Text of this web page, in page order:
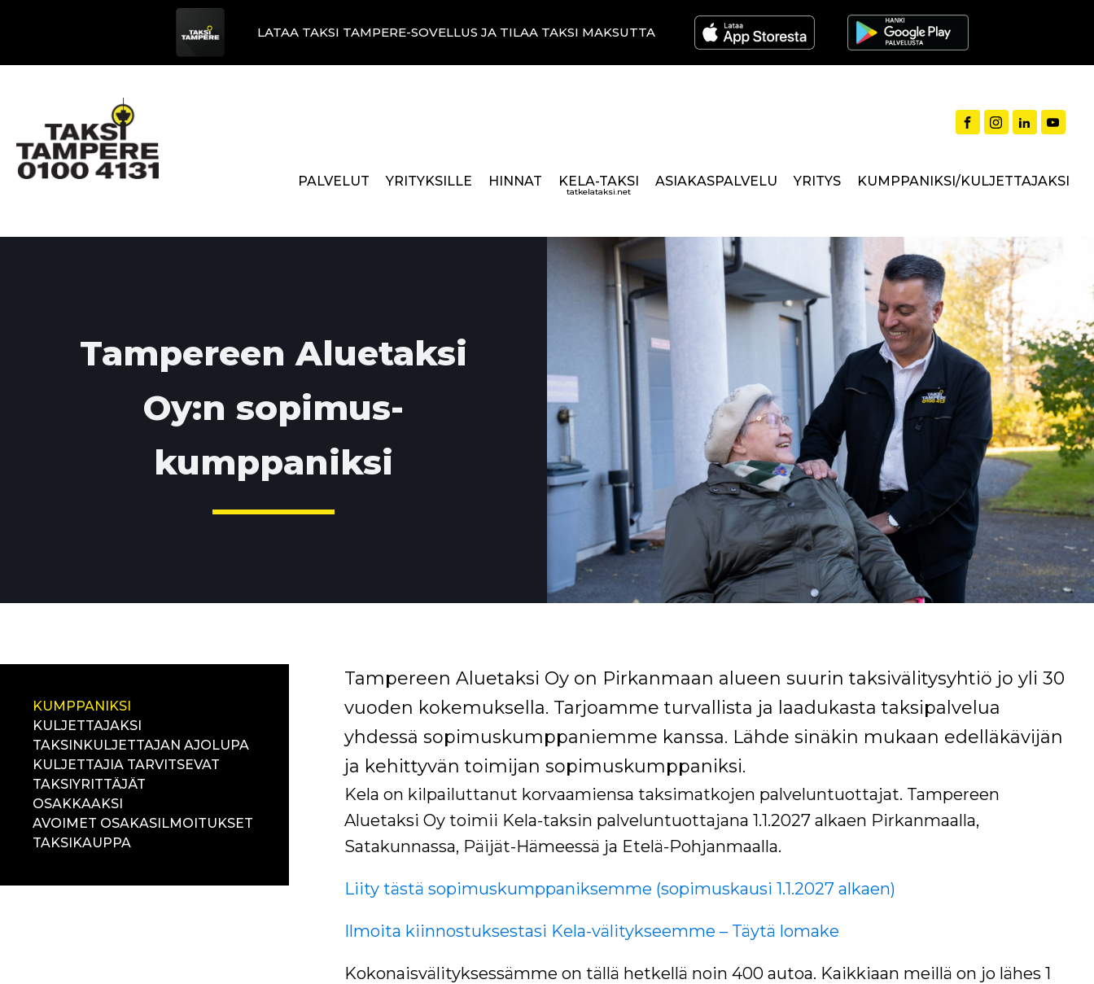
LATAA TAKSI TAMPERE-SOVELLUS JA TILAA TAKSI MAKSUTTA
PALVELUT YRITYKSILLE HINNAT KELA-TAKSI
tatkelataksi.net
ASIAKASPALVELU YRITYS KUMPPANIKSI/KULJETTAJAKSI
Tampereen Aluetaksi
Oy:n sopimus­
kumppaniksi
KUMPPANIKSI
KULJETTAJAKSI
TAKSINKULJETTAJAN AJOLUPA
KULJETTAJIA TARVITSEVAT
TAKSIYRITTÄJÄT
OSAKKAAKSI
AVOIMET OSAKASILMOITUKSET
TAKSIKAUPPA
Tampereen Aluetaksi Oy on Pirkanmaan alueen suurin taksivälitysyhtiö jo yli 30
vuoden kokemuksella. Tarjoamme turvallista ja laadukasta taksipalvelua
yhdessä sopimuskumppaniemme kanssa. Lähde sinäkin mukaan edelläkävijän
ja kehittyvän toimijan sopimuskumppaniksi.
Kela on kilpailuttanut korvaamiensa taksimatkojen palveluntuottajat. Tampereen
Aluetaksi Oy toimii Kela-taksin palveluntuottajana 1.1.2027 alkaen Pirkanmaalla,
Satakunnassa, Päijät-Hämeessä ja Etelä-Pohjanmaalla.
Liity tästä sopimuskumppaniksemme (sopimuskausi 1.1.2027 alkaen)
Ilmoita kiinnostuksestasi Kela-välitykseemme – Täytä lomake
Kokonaisvälityksessämme on tällä hetkellä noin 400 autoa. Kaikkiaan meillä on jo lähes 1